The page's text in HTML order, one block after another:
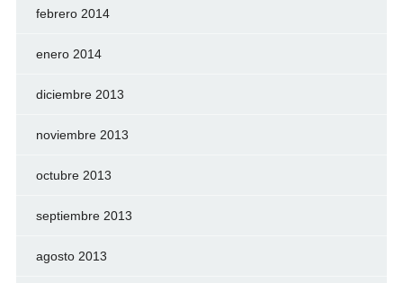
febrero 2014
enero 2014
diciembre 2013
noviembre 2013
octubre 2013
septiembre 2013
agosto 2013